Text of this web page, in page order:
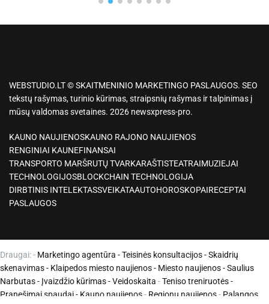
WEBSTUDIO.LT © SKAITMENINIO MARKETINGO PASLAUGOS. SEO
tekstų rašymas, turinio kūrimas, straipsnių rašymas ir talpinimas į
mūsų valdomas svetaines. 2026 newsxpress-pro.
KAUNO NAUJIENOSKAUNO RAJONO NAUJIENOS
RENGINIAI KAUNEFINANSAI
TRANSPORTO MARŠRUTŲ TVARKARAŠTISTEATRAIMUZIEJAI
TECHNOLOGIJOSBLOCKCHAIN TECHNOLOGIJA
DIRBTINIS INTELEKTASSVEIKATAAUTOHOROSKOPAIRECEPTAI
PASLAUGOS
Draugai: - Marketingo agentūra -Teisinės konsultacijos-Skaidrių
skenavimas- Klaipedos miesto naujienos- Miesto naujienos-Saulius
Narbutas- Įvaizdžio kūrimas-Veidoskaita -Teniso treniruotės-
Pranešimai spaudai - Kauno naujienos- Regionų naujienos- Palangos